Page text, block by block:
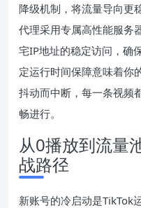
降级机制，将流量导向更
代理采用专属高性能服务
宅IP地址的稳定访问，确
定运行时间保障意味着你
抖动而中断，每一条视频
畅进行。
从0播放到流量
战路径
新账号的冷启动是TikTok